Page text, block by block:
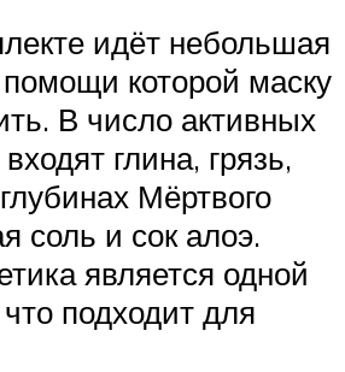
идёт небольшая
которой маску
В число активных
глина, грязь,
Мёртвого
соль и сок алоэ.
является одной
подходит для